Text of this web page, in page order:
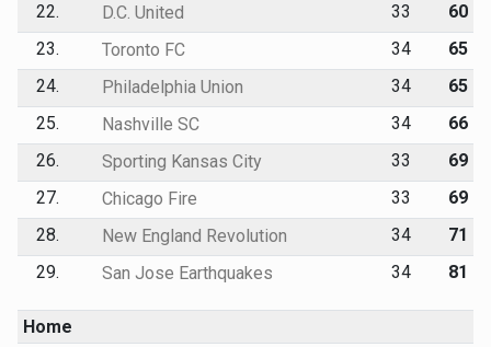
22.
D.C. United 33
60
23.
Toronto FC 34
65
24.
Philadelphia Union 34
65
25.
Nashville SC 34
66
26.
Sporting Kansas City 33
69
27.
Chicago Fire 33
69
28.
New England Revolution 34
71
29.
San Jose Earthquakes 34 81
Home